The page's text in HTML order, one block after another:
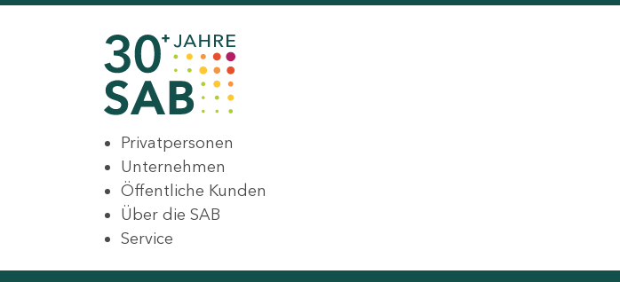
Privatpersonen
Unternehmen
Öffentliche Kunden
Über die SAB
Service